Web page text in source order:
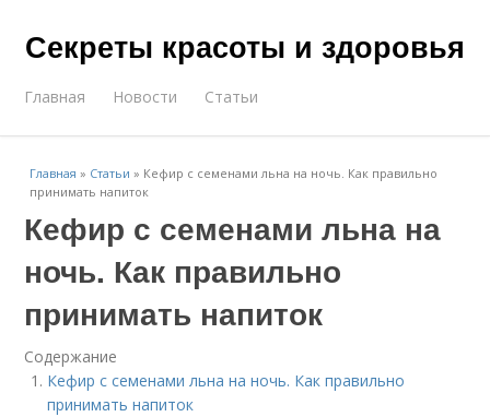
Секреты красоты и здоровья
Главная Новости Статьи
Главная » Статьи » Кефир с семенами льна на ночь. Как правильно
принимать напиток
Кефир с семенами льна на
ночь. Как правильно
принимать напиток
Содержание
Кефир с семенами льна на ночь. Как правильно
принимать напиток